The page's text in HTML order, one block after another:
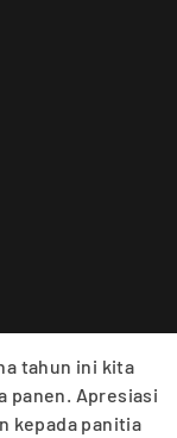
tahun ini kita
panen. Apresiasi
kepada panitia